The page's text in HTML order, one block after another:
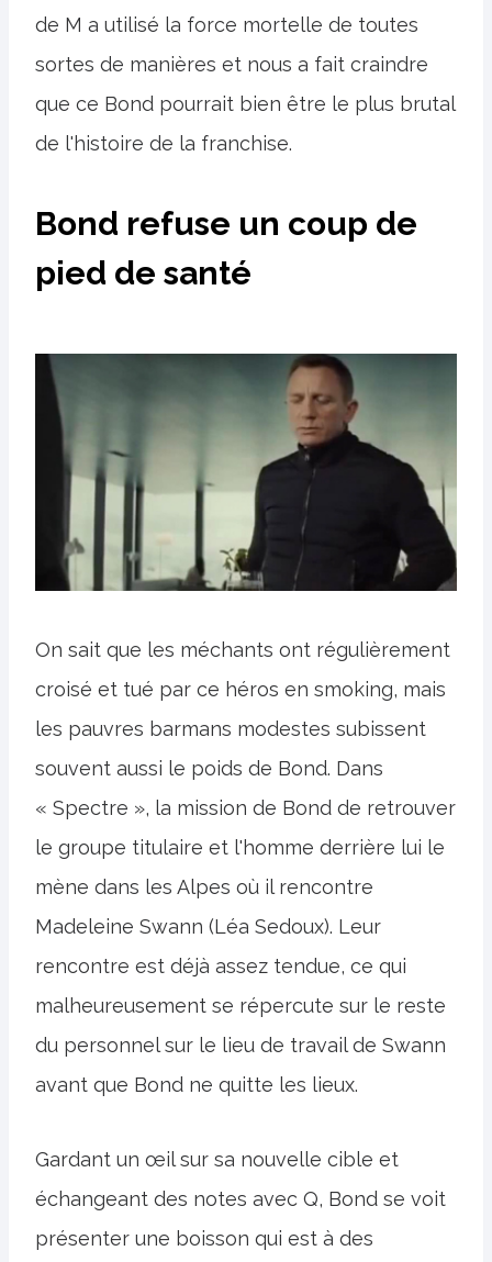
de M a utilisé la force mortelle de toutes
sortes de manières et nous a fait craindre
que ce Bond pourrait bien être le plus brutal
de l'histoire de la franchise.
Bond refuse un coup de
pied de santé
On sait que les méchants ont régulièrement
croisé et tué par ce héros en smoking, mais
les pauvres barmans modestes subissent
souvent aussi le poids de Bond. Dans
« Spectre », la mission de Bond de retrouver
le groupe titulaire et l'homme derrière lui le
mène dans les Alpes où il rencontre
Madeleine Swann (Léa Sedoux). Leur
rencontre est déjà assez tendue, ce qui
malheureusement se répercute sur le reste
du personnel sur le lieu de travail de Swann
avant que Bond ne quitte les lieux.
Gardant un œil sur sa nouvelle cible et
échangeant des notes avec Q, Bond se voit
présenter une boisson qui est à des